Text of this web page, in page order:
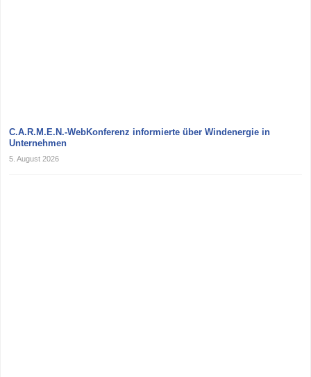
C.A.R.M.E.N.-WebKonferenz informierte über Windenergie in
Unternehmen
5. August 2026